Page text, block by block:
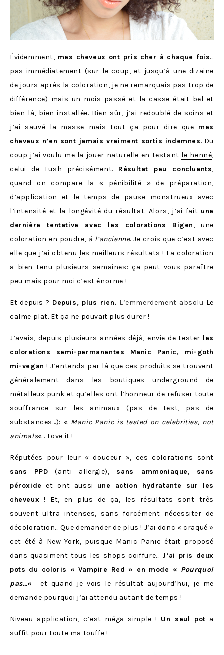
Évidemment, mes cheveux ont pris cher à chaque fois…
pas immédiatement (sur le coup, et jusqu’à une dizaine
de jours après la coloration, je ne remarquais pas trop de
différence) mais un mois passé et la casse était bel et
bien là, bien installée. Bien sûr, j’ai redoublé de soins et
j’ai sauvé la masse mais tout ça pour dire que mes
cheveux n’en sont jamais vraiment sortis indemnes. Du
coup j’ai voulu me la jouer naturelle en testant le henné,
celui de Lush précisément. Résultat peu concluants,
quand on compare la « pénibilité » de préparation,
d’application et le temps de pause monstrueux avec
l’intensité et la longévité du résultat. Alors, j’ai fait une
dernière tentative avec les colorations Bigen, une
coloration en poudre, à l’ancienne. Je crois que c’est avec
elle que j’ai obtenu les meilleurs résultats ! La coloration
a bien tenu plusieurs semaines: ça peut vous paraître
peu mais pour moi c’est énorme !
Et depuis ? Depuis, plus rien. L’emmerdement absoluLe
calme plat. Et ça ne pouvait plus durer !
J’avais, depuis plusieurs années déjà, envie de tester les
colorations semi-permanentes Manic Panic, mi-goth
mi-vegan ! J’entends par là que ces produits se trouvent
généralement dans les boutiques underground de
métalleux punk et qu’elles ont l’honneur de refuser toute
souffrance sur les animaux (pas de test, pas de
substances…): « Manic Panic is tested on celebrities, not
animals« . Love it !
Réputées pour leur « douceur », ces colorations sont
sans PPD (anti allergie), sans ammoniaque, sans
péroxide et ont aussi une action hydratante sur les
cheveux ! Et, en plus de ça, les résultats sont très
souvent ultra intenses, sans forcément nécessiter de
décoloration… Que demander de plus ! J’ai donc « craqué »
cet été à New York, puisque Manic Panic était proposé
dans quasiment tous les shops coiffure… J’ai pris deux
pots du coloris « Vampire Red » en mode « Pourquoi
pas…«
et quand je vois le résultat aujourd’hui, je me
demande pourquoi j’ai attendu autant de temps !
Niveau application, c’est méga simple ! Un seul pot a
suffit pour toute ma touffe !